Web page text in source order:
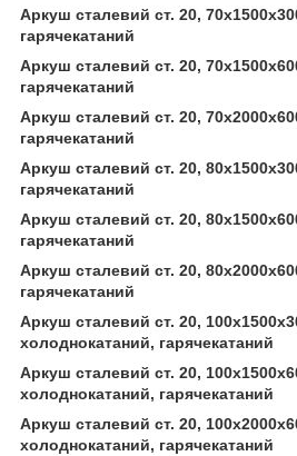
Аркуш сталевий ст. 20,
гарячекатаний
Аркуш сталевий ст. 20,
гарячекатаний
Аркуш сталевий ст. 20,
гарячекатаний
Аркуш сталевий ст. 20,
гарячекатаний
Аркуш сталевий ст. 20,
гарячекатаний
Аркуш сталевий ст. 20,
гарячекатаний
Аркуш сталевий ст. 20,
холоднокатаний, гарячекатаний
Аркуш сталевий ст. 20,
холоднокатаний, гарячекатаний
Аркуш сталевий ст. 20,
холоднокатаний, гарячекатаний